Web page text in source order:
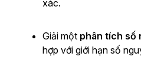
xác.
Giải một phân tích số
hợp với giới hạn số